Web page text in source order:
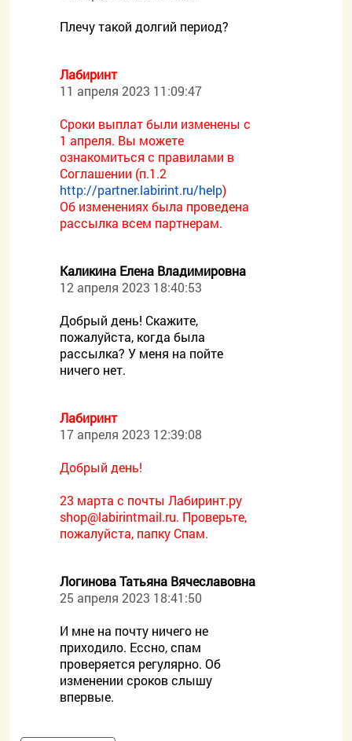
Плечу такой долгий период?
Лабиринт
11 апреля 2023 11:09:47
Сроки выплат были изменены с
1 апреля. Вы можете
ознакомиться с правилами в
Соглашении (п.1.2
http://partner.labirint.ru/help)
Об изменениях была проведена
рассылка всем партнерам.
Каликина Елена Владимировна
12 апреля 2023 18:40:53
Добрый день! Скажите,
пожалуйста, когда была
рассылка? У меня на пойте
ничего нет.
Лабиринт
17 апреля 2023 12:39:08
Добрый день!
23 марта с почты Лабиринт.ру
shop@labirintmail.ru. Проверьте,
пожалуйста, папку Спам.
Логинова Татьяна Вячеславовна
25 апреля 2023 18:41:50
И мне на почту ничего не
приходило. Ессно, спам
проверяется регулярно. Об
изменении сроков слышу
впервые.